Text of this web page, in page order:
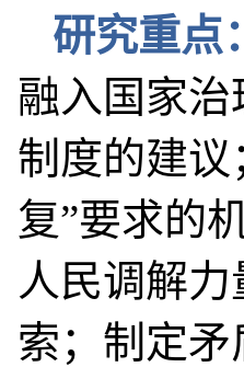
研究重点：
融入国家
制度的建
复”要求的
人民调解
索；制定